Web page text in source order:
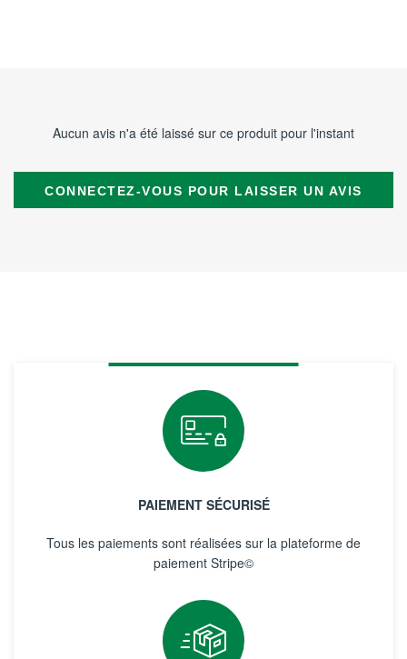
Aucun avis n'a été laissé sur ce produit pour l'instant
CONNECTEZ-VOUS POUR LAISSER UN AVIS
PAIEMENT SÉCURISÉ
Tous les paiements sont réalisées sur la plateforme de
paiement Stripe©